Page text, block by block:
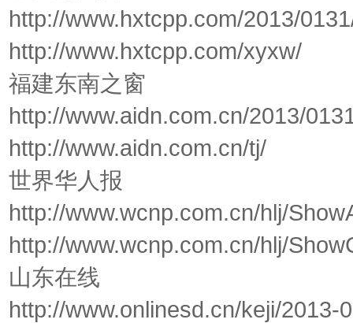
http://www.hxtcpp.com/2013/
http://www.hxtcpp.com/xyxw/
福建东南之窗
http://www.aidn.com.cn/2013/
http://www.aidn.com.cn/tj/
世界华人报
http://www.wcnp.com.cn/hlj/
http://www.wcnp.com.cn/hlj/
山东在线
http://www.onlinesd.cn/keji/2013-